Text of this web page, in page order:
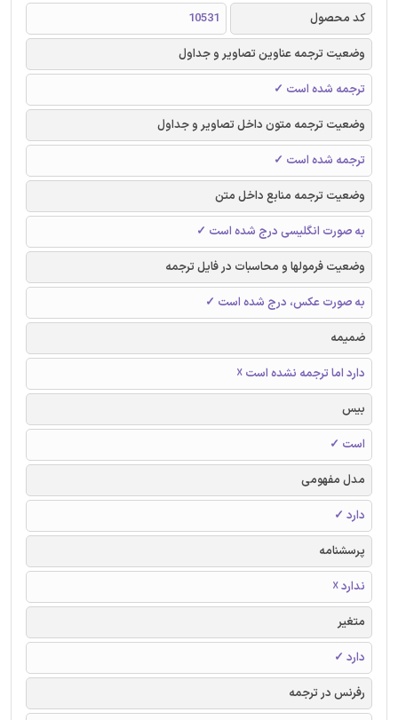
کد محصول
10531
وضعیت ترجمه عناوین تصاویر و جداول
ترجمه شده است ✓
وضعیت ترجمه متون داخل تصاویر و جداول
ترجمه شده است ✓
وضعیت ترجمه منابع داخل متن
به صورت انگلیسی درج شده است ✓
وضعیت فرمولها و محاسبات در فایل ترجمه
به صورت عکس، درج شده است ✓
ضمیمه
دارد اما ترجمه نشده است ☓
بیس
است ✓
مدل مفهومی
دارد ✓
پرسشنامه
ندارد ☓
متغیر
دارد ✓
رفرنس در ترجمه